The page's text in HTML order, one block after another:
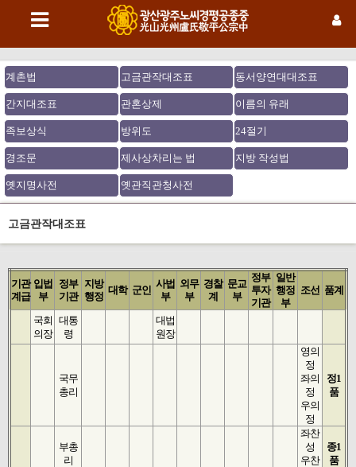
계촌법 고금관작대조표 동서양연대대조표
간지대조표 관혼상제 이름의 유래
족보상식 방위도 24절기
경조문 제사상차리는 법 지방 작성법
옛지명사전 옛관직관청사전
고금관작대조표
기관
계급
입법
부
정부
기관
지방
행정
대학 군인
사법
부
외무
부
경찰
계
문교
부
정부
투자
기관
일반
행정
부
조선 품계
국회
의장
대통
령
대법
원장
국무
총리
영의
정
좌의
정
우의
정
정1
품
부총
리
좌찬
성
우찬
종1
품